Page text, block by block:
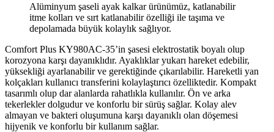
Alüminyum şaseli ayak kalkar ürünümüz, katlanabilir
itme kolları ve sırt katlanabilir özelliği ile taşıma ve
depolamada büyük kolaylık sağlıyor.
Comfort Plus KY980AC-35’in şasesi elektrostatik boyalı olup
korozyona karşı dayanıklıdır. Ayaklıklar yukarı hareket edebilir,
yüksekliği ayarlanabilir ve gerektiğinde çıkarılabilir. Hareketli yan
kolçakları kullanıcı transferini kolaylaştırıcı özelliktedir. Kompakt
tasarımlı olup dar alanlarda rahatlıkla kullanılır. Ön ve arka
tekerlekler dolgudur ve konforlu bir sürüş sağlar. Kolay alev
almayan ve bakteri oluşumuna karşı dayanıklı olan döşemesi
hijyenik ve konforlu bir kullanım sağlar.